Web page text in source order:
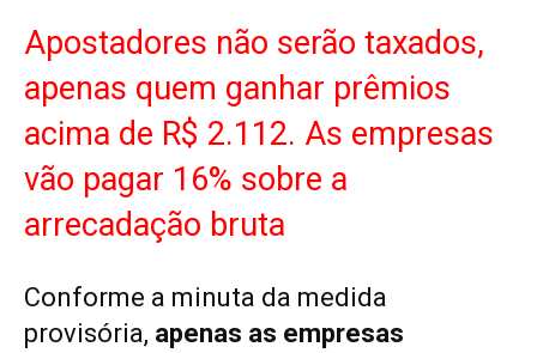
Apostadores não serão taxados,
apenas quem ganhar prêmios
acima de R$ 2.112. As empresas
vão pagar 16% sobre a
arrecadação bruta
Conforme a minuta da medida
provisória, apenas as empresas